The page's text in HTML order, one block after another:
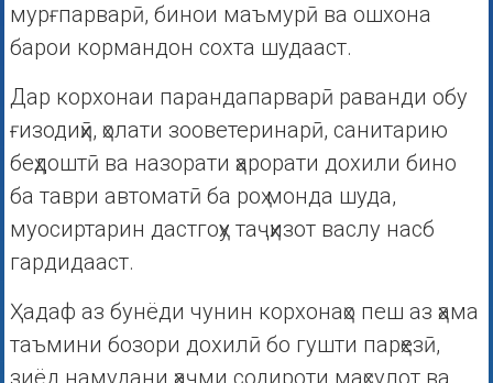
мурғпарварӣ, бинои маъмурӣ ва ошхона
барои кормандон сохта шудааст.
Дар корхонаи парандапарварӣ раванди обу
ғизодиҳӣ, ҳолати зооветеринарӣ, санитарию
беҳдоштӣ ва назорати ҳарорати дохили бино
ба таври автоматӣ ба роҳ монда шуда,
муосиртарин дастгоҳу таҷҳизот васлу насб
гардидааст.
Ҳадаф аз бунёди чунин корхонаҳо пеш аз ҳама
таъмини бозори дохилӣ бо гушти парҳезӣ,